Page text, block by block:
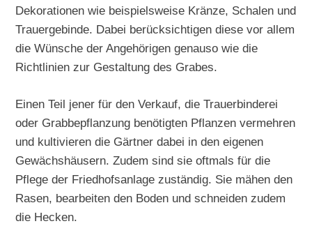
Dekorationen wie beispielsweise Kränze, Schalen und
Trauergebinde. Dabei berücksichtigen diese vor allem
die Wünsche der Angehörigen genauso wie die
Richtlinien zur Gestaltung des Grabes.
Einen Teil jener für den Verkauf, die Trauerbinderei
oder Grabbepflanzung benötigten Pflanzen vermehren
und kultivieren die Gärtner dabei in den eigenen
Gewächshäusern. Zudem sind sie oftmals für die
Pflege der Friedhofsanlage zuständig. Sie mähen den
Rasen, bearbeiten den Boden und schneiden zudem
die Hecken.